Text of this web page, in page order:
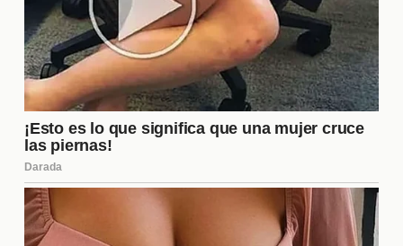
respecto a la situación familiar de Alain Delon.
Algunos han sido críticos, argumentando que la
**cobertura** excesiva puede dañar aún más las
relaciones familiares. Otros, sin embargo,
consideran que es un tema de interés público, dada
la **fama** del actor. En general, la cobertura ha
sido intensa, lo que ha alimentado el debate sobre
la **privacidad** de las figuras públicas y la ética
periodística.